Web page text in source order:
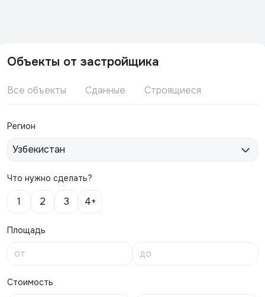
Объекты от застройщика
Все объекты Сданные Строящиеся
Регион
Узбекистан
Что нужно сделать?
1 2 3 4+
Площадь
Стоимость